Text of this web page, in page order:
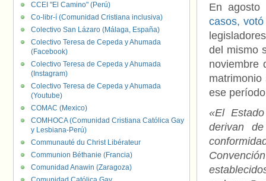
En
casos,
del mismo
noviembre
ese
«El
derivan
CCEI "El Camino" (Perú)
Co-libr-í (Comunidad Cristiana inclusiva)
Colectivo San Lázaro (Málaga, España)
Colectivo Teresa de Cepeda y Ahumada
(Facebook)
Colectivo Teresa de Cepeda y Ahumada
(Instagram)
Colectivo Teresa de Cepeda y Ahumada
(Youtube)
COMAC (Mexico)
COMHOCA (Comunidad Cristiana Católica Gay
y Lesbiana-Perú)
Communauté du Christ Libérateur
Communion Béthanie (Francia)
Comunidad Anawin (Zaragoza)